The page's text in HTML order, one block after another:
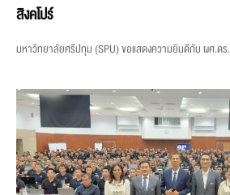
สิงคโปร์
มหาวิทยาลัยศรีปทุม (SPU) ขอแสดงความยินดีกับ ผศ.ด